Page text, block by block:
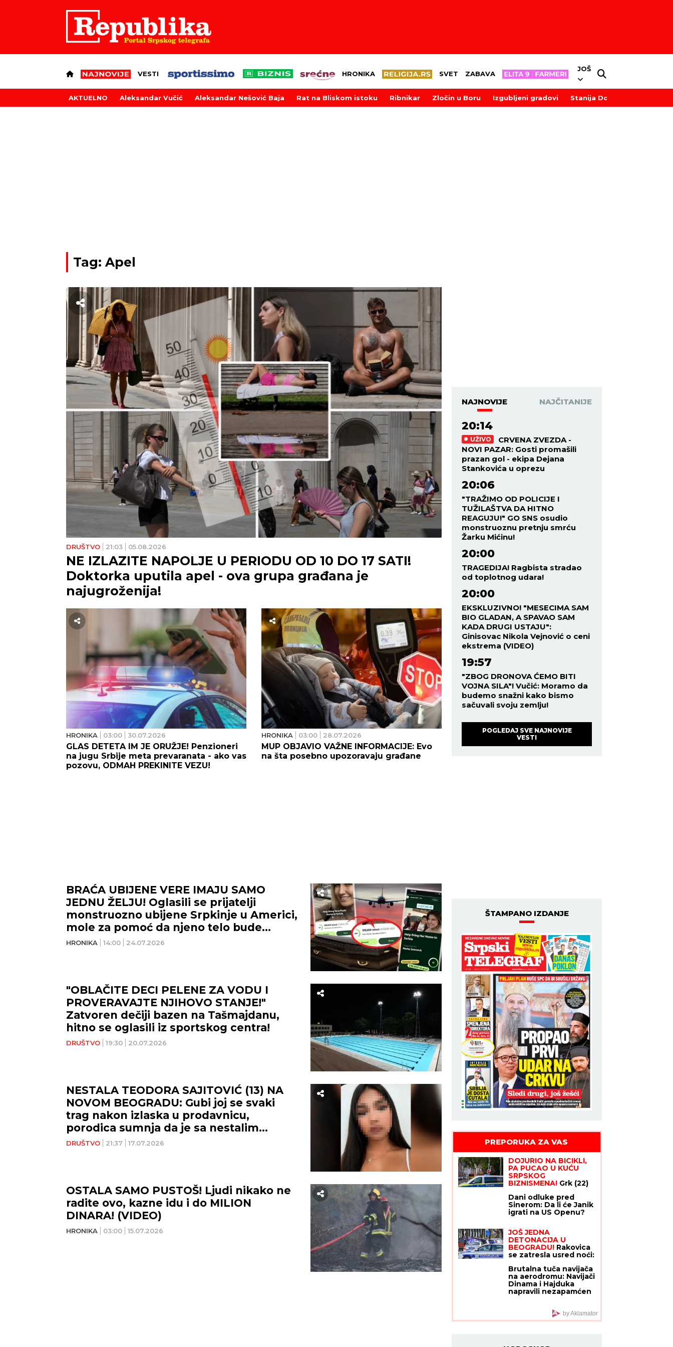
VESTI HRONIKA SVET ZABAVA
JOŠ
AKTUELNO Aleksandar Vučić Aleksandar Nešović Baja Rat na Bliskom istoku Ribnikar Zločin u Boru Izgubljeni gradovi Stanija Dobrojević
Tag: Apel
DRUŠTVO 21:03 05.08.2026
NE IZLAZITE NAPOLJE U PERIODU OD 10 DO 17 SATI!
Doktorka uputila apel - ova grupa građana je
najugroženija!
HRONIKA 03:00 30.07.2026
GLAS DETETA IM JE ORUŽJE! Penzioneri
na jugu Srbije meta prevaranata - ako vas
pozovu, ODMAH PREKINITE VEZU!
HRONIKA 03:00 28.07.2026
MUP OBJAVIO VAŽNE INFORMACIJE: Evo
na šta posebno upozoravaju građane
HRONIKA 14:00 24.07.2026
BRAĆA UBIJENE VERE IMAJU SAMO
JEDNU ŽELJU! Oglasili se prijatelji
monstruozno ubijene Srpkinje u Americi,
mole za pomoć da njeno telo bude
prevezeno u Požegu!
DRUŠTVO 19:30 20.07.2026
"OBLAČITE DECI PELENE ZA VODU I
PROVERAVAJTE NJIHOVO STANJE!"
Zatvoren dečiji bazen na Tašmajdanu,
hitno se oglasili iz sportskog centra!
DRUŠTVO 21:37 17.07.2026
NESTALA TEODORA SAJITOVIĆ (13) NA
NOVOM BEOGRADU: Gubi joj se svaki
trag nakon izlaska u prodavnicu,
porodica sumnja da je sa nestalim
poznanikom
HRONIKA 03:00 15.07.2026
OSTALA SAMO PUSTOŠ! Ljudi nikako ne
radite ovo, kazne idu i do MILION
DINARA! (VIDEO)
NAJNOVIJE NAJČITANIJE
20:14
UŽIVO
CRVENA ZVEZDA -
NOVI PAZAR: Gosti promašili
prazan gol - ekipa Dejana
Stankovića u oprezu
20:06
"TRAŽIMO OD POLICIJE I
TUŽILAŠTVA DA HITNO
REAGUJU!" GO SNS osudio
monstruoznu pretnju smrću
Žarku Mićinu!
20:00
TRAGEDIJA! Ragbista stradao
od toplotnog udara!
20:00
EKSKLUZIVNO! "MESECIMA SAM
BIO GLADAN, A SPAVAO SAM
KADA DRUGI USTAJU":
Ginisovac Nikola Vejnović o ceni
ekstrema (VIDEO)
19:57
"ZBOG DRONOVA ĆEMO BITI
VOJNA SILA"! Vučić: Moramo da
budemo snažni kako bismo
sačuvali svoju zemlju!
POGLEDAJ SVE NAJNOVIJE
VESTI
ŠTAMPANO IZDANJE
PREPORUKA ZA VAS
DOJURIO NA BICIKLI,
PA PUCAO U KUĆU
SRPSKOG BIZNISMENA!
Grk (22) uhapšen zbog
"Meci su probili prozor
spavaće sobe"
Dani odluke pred
Sinerom: Da li će Janik
igrati na US Openu?
JOŠ JEDNA
DETONACIJA U
BEOGRADU! Rakovica
se zatresla usred noći:
policija traga za
počiniocem
Brutalna tuča navijača
na aerodromu: Navijači
Dinama i Hajduka
napravili nezapamćen
by Aklamator